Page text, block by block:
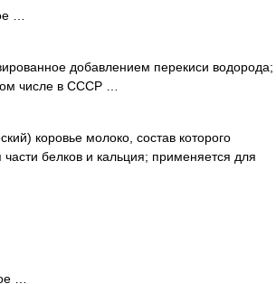
…
добавлением перекиси водорода;
числе в СССР …
коровье молоко, состав которого
белков и кальция; применяется для
…